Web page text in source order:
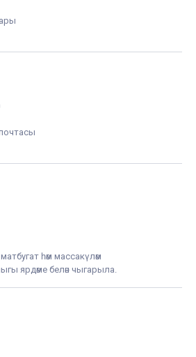
һәм массакүләм
ярдәме белән чыгарыла.